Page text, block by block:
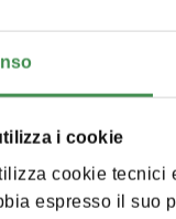
i cookie
cookie
espresso il suo
e a
avere l’effetto
lipidi naturali
: una